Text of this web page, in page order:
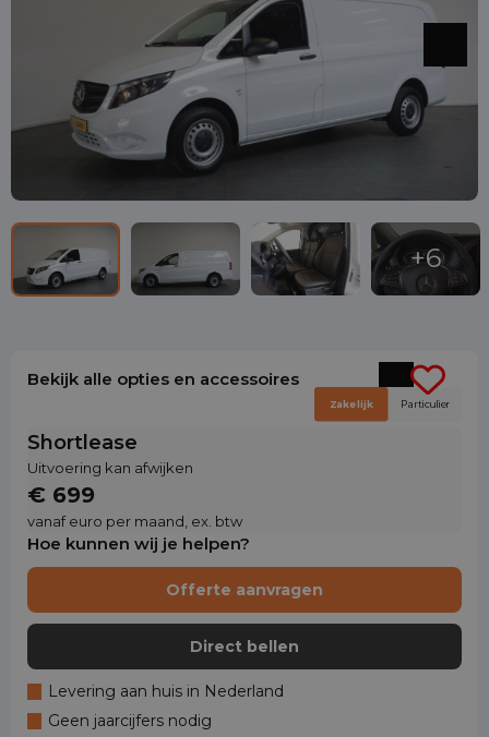
Bekijk alle opties en accessoires
Shortlease
Uitvoering kan afwijken
€ 699
vanaf euro per maand, ex. btw
Zakelijk Particulier
Hoe kunnen wij je helpen?
Offerte aanvragen
Direct bellen
Levering aan huis in Nederland
Geen jaarcijfers nodig